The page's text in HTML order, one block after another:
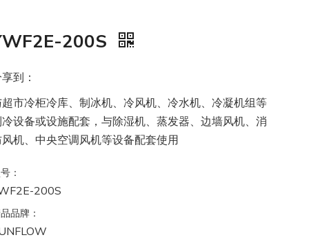
200S
到：
市冷柜冷库、制冰机、冷风机、冷水机、冷凝机组等
设备或设施配套，与除湿机、蒸发器、边墙风机、消
机、中央空调风机等设备配套使用
：
200S
品牌：